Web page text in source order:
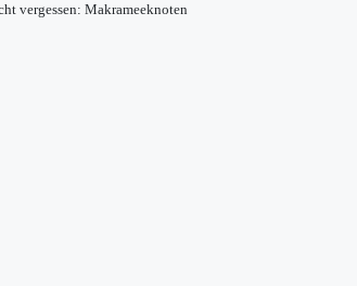
vergessen: Makrameeknoten